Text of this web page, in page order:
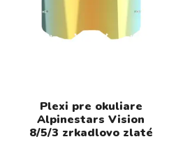
Plexi pre okuliare
Alpinestars Vision
8/5/3 zrkadlovo zlaté